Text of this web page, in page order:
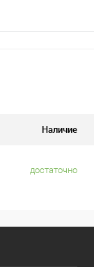
Наличие
достаточно